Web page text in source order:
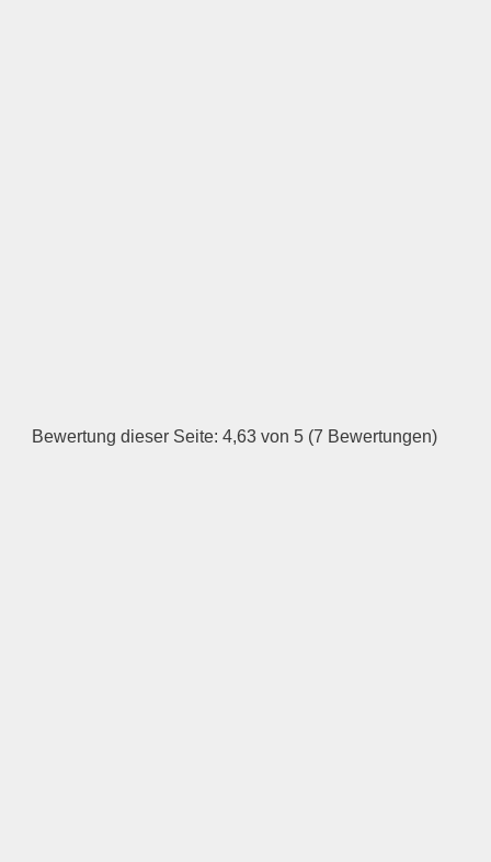
Bewertung dieser Seite: 4,63 von 5 (7 Bewertungen)